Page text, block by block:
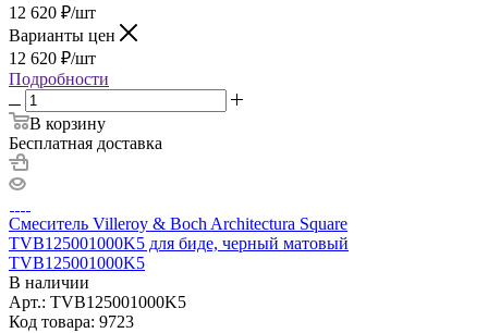
12 620 ₽/шт
Варианты цен
12 620 ₽/шт
Подробности
В корзину
Бесплатная доставка
Смеситель Villeroy & Boch Architectura Square
TVB125001000K5 для биде, черный матовый
TVB125001000K5
В наличии
Арт.: TVB125001000K5
Код товара: 9723